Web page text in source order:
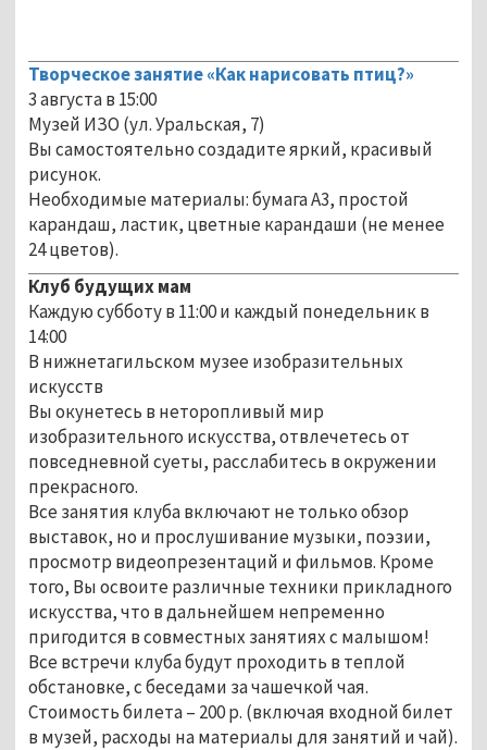
Творческое занятие «Как нарисовать птиц?»
3 августа в 15:00
Музей ИЗО (ул. Уральская, 7)
Вы самостоятельно создадите яркий, красивый
рисунок.
Необходимые материалы: бумага А3, простой
карандаш, ластик, цветные карандаши (не менее
24 цветов).
Клуб будущих мам
Каждую субботу в 11:00 и каждый понедельник в
14:00
В нижнетагильском музее изобразительных
искусств
Вы окунетесь в неторопливый мир
изобразительного искусства, отвлечетесь от
повседневной суеты, расслабитесь в окружении
прекрасного.
Все занятия клуба включают не только обзор
выставок, но и прослушивание музыки, поэзии,
просмотр видеопрезентаций и фильмов. Кроме
того, Вы освоите различные техники прикладного
искусства, что в дальнейшем непременно
пригодится в совместных занятиях с малышом!
Все встречи клуба будут проходить в теплой
обстановке, с беседами за чашечкой чая.
Стоимость билета – 200 р. (включая входной билет
в музей, расходы на материалы для занятий и чай).